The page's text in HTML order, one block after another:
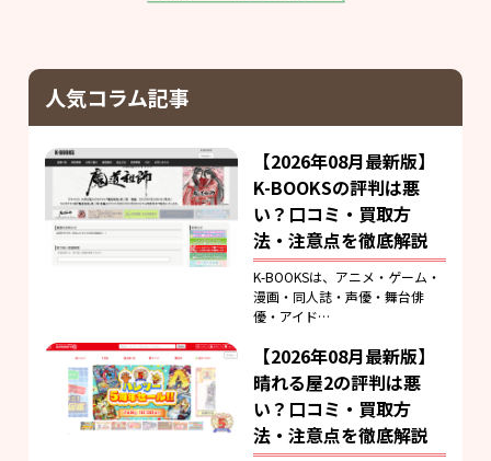
人気コラム記事
【2026年08月最新版】
K-BOOKSの評判は悪
い？口コミ・買取方
法・注意点を徹底解説
K-BOOKSは、アニメ・ゲーム・
漫画・同人誌・声優・舞台俳
優・アイド…
【2026年08月最新版】
晴れる屋2の評判は悪
い？口コミ・買取方
法・注意点を徹底解説